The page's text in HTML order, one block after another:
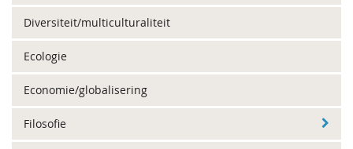
Diversiteit/multiculturaliteit
Ecologie
Economie/globalisering
Filosofie